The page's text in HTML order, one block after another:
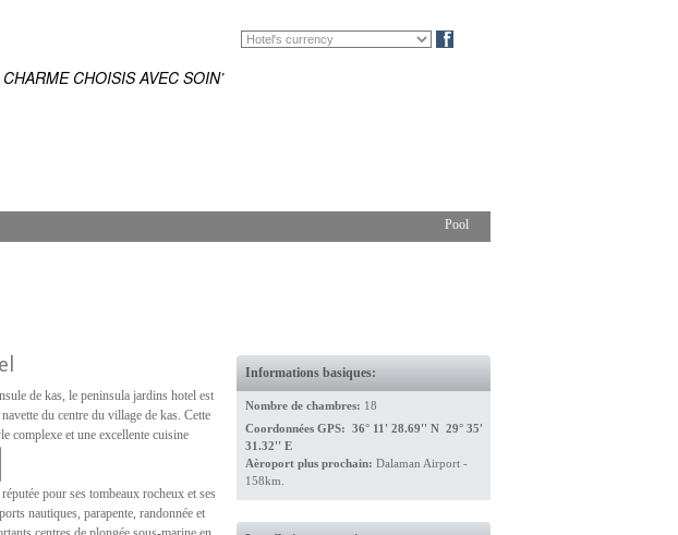
CHOISIS AVEC SOIN’
Pool
de kas, le peninsula jardins hotel est
du centre du village de kas. Cette
complexe et une excellente cuisine
pour ses tombeaux rocheux et ses
nautiques, parapente, randonnée et
Informations basiques:
Nombre de chambres: 18
Coordonnées GPS: 36° 11' 28.69'' N 29° 35'
31.32'' E
Aèroport plus prochain: Dalaman Airport -
158km.